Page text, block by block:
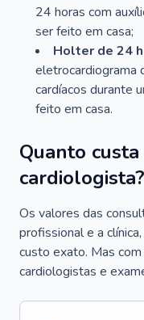
24 horas com
ser feito em casa;
Holter de 24
eletrocardiograma
cardíacos durante
feito em casa.
Quanto
cardiologista?
Os valores das
profissional e a
custo exato. Mas
cardiologistas e